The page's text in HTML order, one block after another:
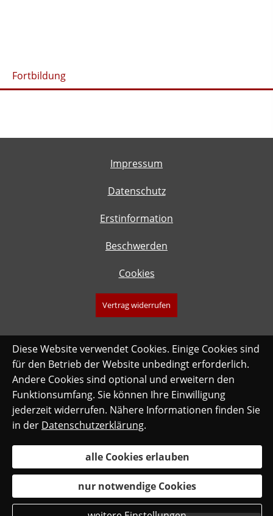
Fortbildung
Impressum
Datenschutz
Erstinformation
Beschwerden
Cookies
Vertrag widerrufen
Diese Website verwendet Cookies. Einige Cookies sind
für den Betrieb der Website unbedingt erforderlich.
Andere Cookies sind optional und erweitern den
Funktionsumfang. Sie können Ihre Einwilligung
jederzeit widerrufen. Nähere Informationen finden Sie
in der Datenschutzerklärung.
alle Cookies erlauben
nur notwendige Cookies